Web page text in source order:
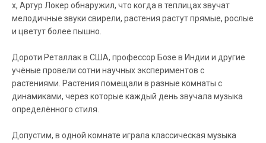
х, Артур Локер обнаружил, что когда в теплицах звучат
мелодичные звуки свирели, растения растут прямые, рослые
и цветут более пышно.
Дороти Реталлак в США, профессор Бозе в Индии и другие
учёные провели сотни научных экспериментов с
растениями. Растения помещали в разные комнаты с
динамиками, через которые каждый день звучала музыка
определённого стиля.
Допустим, в одной комнате играла классическая музыка